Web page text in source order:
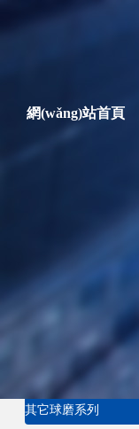
網(wǎng)站首頁
立式循環(huán)球磨機
其它球磨系列